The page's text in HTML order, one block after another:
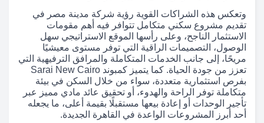
وتعكس هذه الشراكات القوية رؤية شركة مدينة مصر في
تقديم مشروع سكني متكامل تتوافر فيه أهم مقومات
الاستثمار الناجح، وعلى رأسها الموقع الاستراتيجي سهل
الوصول، التصميمات الراقية التي توفر مستوى معيشيًا
مريحًا، إلى جانب الخدمات المتكاملة والمرافق الترفيهية التي
تعزز من جودة الحياة. كما يتميز كمبوند Sarai New Cairo
بفرص استثمارية متعددة، سواء من خلال السكن في بيئة
متكاملة توفر الراحة والهدوء، أو تحقيق عائد مادي مميز عبر
تأجير الوحدات أو إعادة بيعها مستقبلًا بقيمة أعلى، ما يجعله
أحد أبرز المشروعات الواعدة في القاهرة الجديدة.